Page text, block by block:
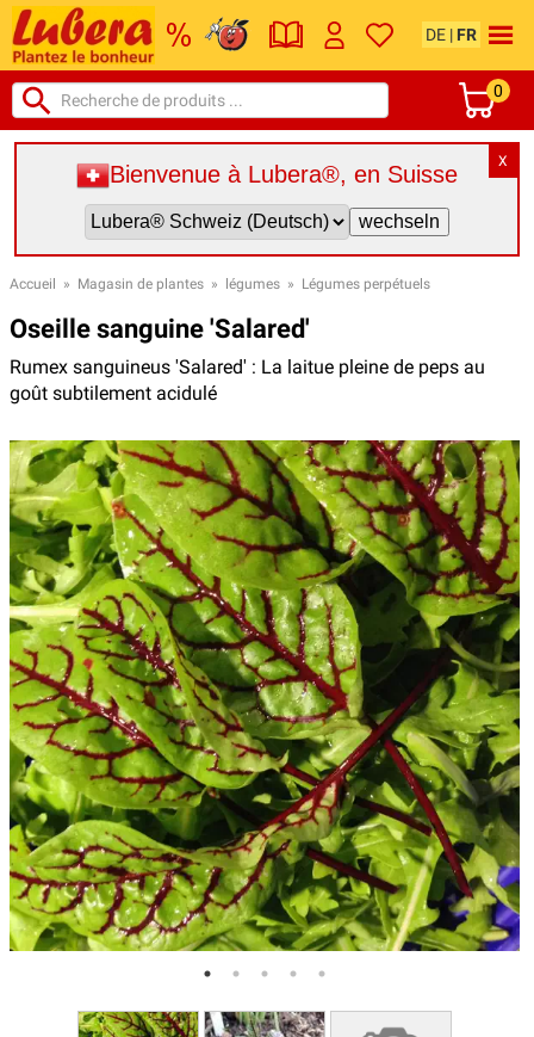
DE | FR
0
X
Bienvenue à Lubera®, en Suisse
Accueil » Magasin de plantes » légumes » Légumes perpétuels
Oseille sanguine 'Salared'
Rumex sanguineus 'Salared' : La laitue pleine de peps au
goût subtilement acidulé